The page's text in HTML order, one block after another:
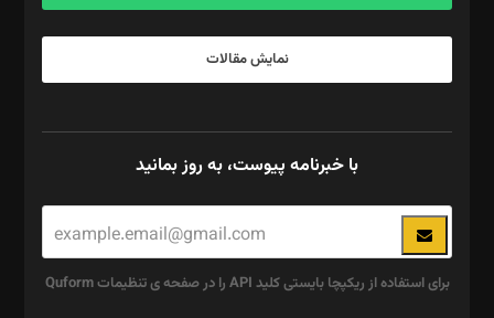
نمایش مقالات
با خبرنامه پیوست، به روز بمانید
برای استفاده از ریکپچا بایستی کلید API را در صفحه ی تنظیمات Quform